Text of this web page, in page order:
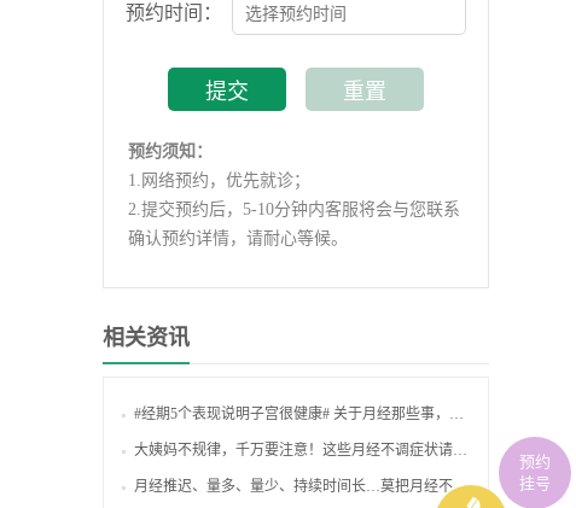
预约时间：
预约须知：
1. 网络预约，优先就诊；
2.提交预约后，5-10分钟内客服将会与您联系
确认预约详情，请耐心等候。
相关资讯
#经期5个表现说明子宫很健康# 关于月经那些事，你了解多少？
大姨妈不规律，千万要注意！这些月经不调症状请自测！
月经推迟、量多、量少、持续时间长…莫把月经不调当小事！
预约
挂号